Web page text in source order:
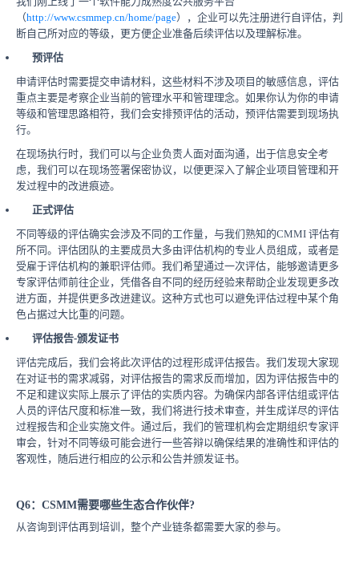
（http://www.csmmep.cn/home/page），企业可以先注册进行自评估，判
断自己所对应的等级，更方便企业准备后续评估以及理解标准。
预评估
申请评估时需要提交申请材料，这些材料不涉及项目的敏感信息，评估
重点主要是考察企业当前的管理水平和管理理念。如果你认为你的申请
等级和管理思路相符，我们会安排预评估的活动，预评估需要到现场执
行。
在现场执行时，我们可以与企业负责人面对面沟通，出于信息安全考
虑，我们可以在现场签署保密协议，以便更深入了解企业项目管理和开
发过程中的改进痕迹。
正式评估
不同等级的评估确实会涉及不同的工作量，与我们熟知的CMMI 评估有
所不同。评估团队的主要成员大多由评估机构的专业人员组成，或者是
受雇于评估机构的兼职评估师。我们希望通过一次评估，能够邀请更多
专家评估师前往企业，凭借各自不同的经历经验来帮助企业发现更多改
进方面，并提供更多改进建议。这种方式也可以避免评估过程中某个角
色占据过大比重的问题。
评估报告-颁发证书
评估完成后，我们会将此次评估的过程形成评估报告。我们发现大家现
在对证书的需求减弱，对评估报告的需求反而增加，因为评估报告中的
不足和建议实际上展示了评估的实质内容。为确保内部各评估组或评估
人员的评估尺度和标准一致，我们将进行技术审查，并生成详尽的评估
过程报告和企业实施文件。通过后，我们的管理机构会定期组织专家评
审会，针对不同等级可能会进行一些答辩以确保结果的准确性和评估的
客观性，随后进行相应的公示和公告并颁发证书。
Q6：CSMM需要哪些生态合作伙伴?
从咨询到评估再到培训，整个产业链条都需要大家的参与。